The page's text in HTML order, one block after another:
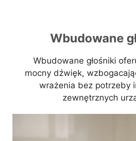
Wbudowane
Wbudowane głośniki
mocny dźwięk,
wrażenia bez potrzeby
zewnętrznych